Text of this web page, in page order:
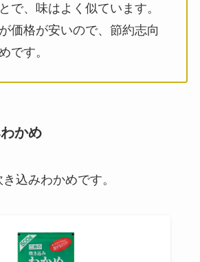
で、味はよく似ています。
価格が安いので、節約志向
です。
かめ
込みわかめです。